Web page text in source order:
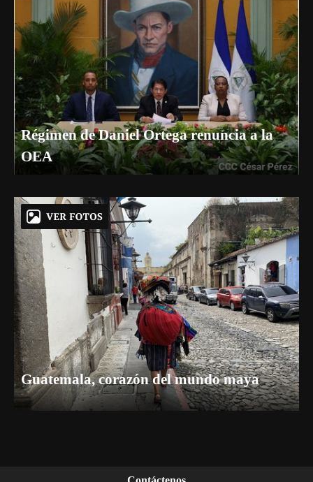
Régimen de Daniel Ortega renuncia a la
OEA
Guatemala, corazón del mundo maya